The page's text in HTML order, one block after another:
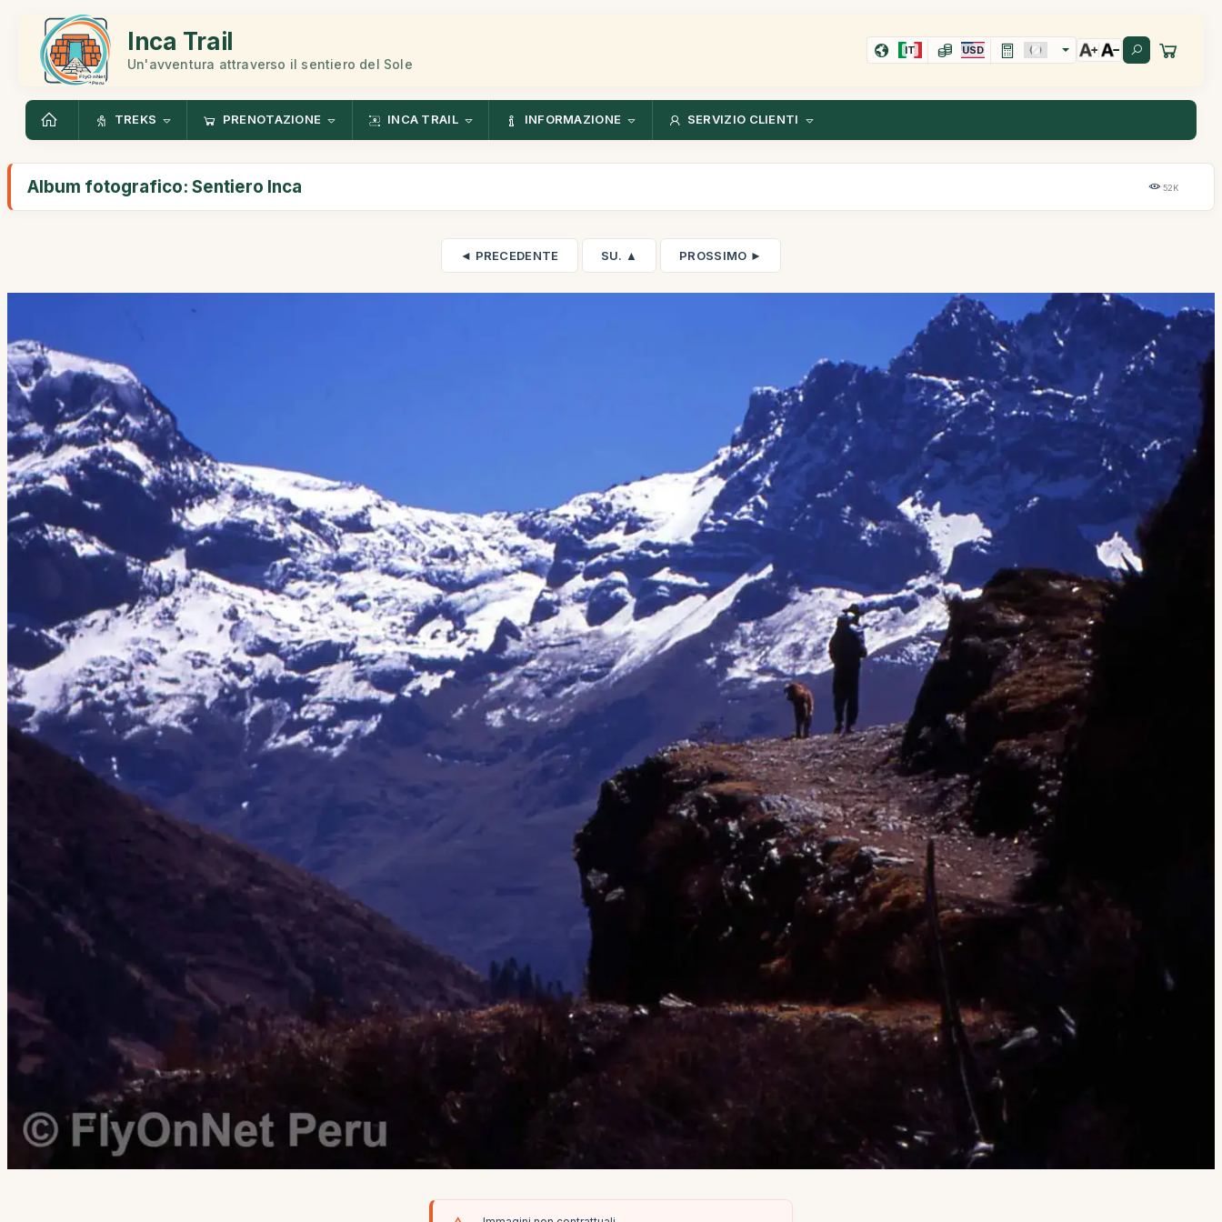
Inca Trail
Un'avventura attraverso il sentiero del Sole
IT USD
TREKS PRENOTAZIONE INCA TRAIL INFORMAZIONE SERVIZIO CLIENTI
Album fotografico: Sentiero Inca 52K
◄ PRECEDENTE SU. ▲ PROSSIMO ►